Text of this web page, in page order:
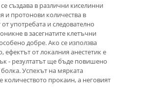
създава в различни киселинни
и протонови количества в
употребата и следователно
в засегнатите клетъчни
добре. Ако се използва
ефектът от локалния анестетик е
- резултатът ще бъде повишено
Успехът на мярката
количеството прокаин, а неговият